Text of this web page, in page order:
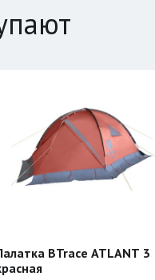
BTrace ATLANT 3